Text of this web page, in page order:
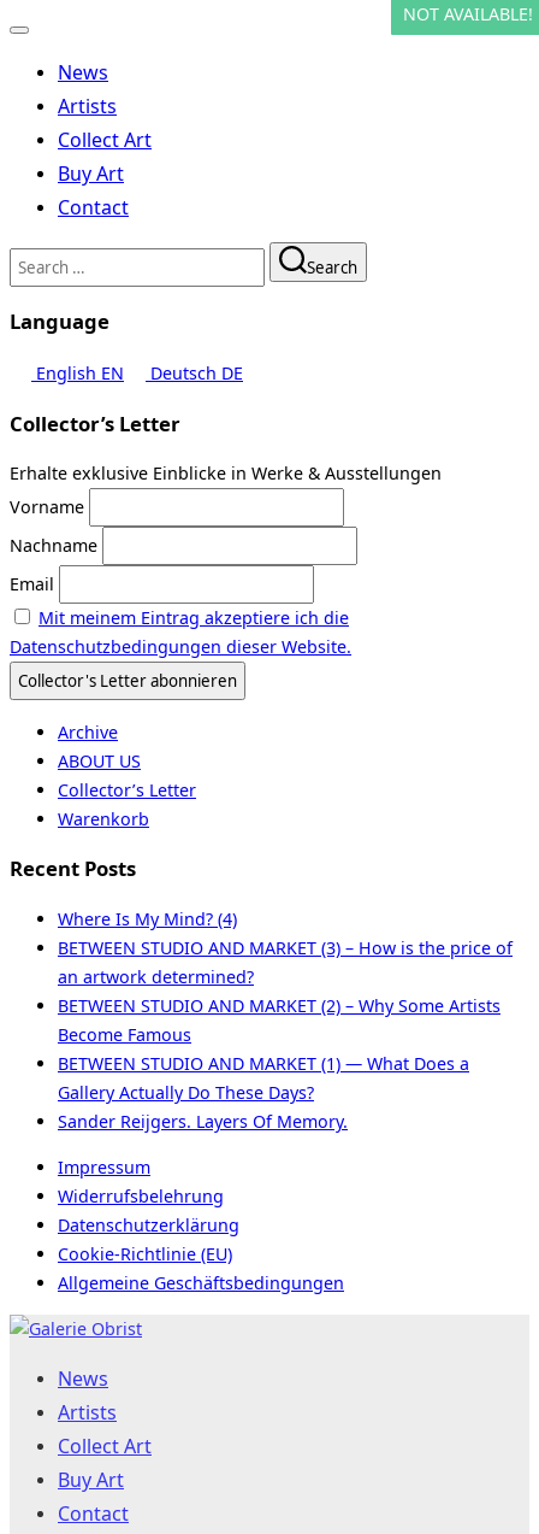
Toggle
navigationNews
Artists
Collect Art
Buy Art
Contact
Search
for:
Search
Language
English EN Deutsch DE
Collector’s Letter
Erhalte exklusive Einblicke in Werke & Ausstellungen
Vorname
Nachname
Email
Mit meinem Eintrag akzeptiere ich die
Datenschutzbedingungen dieser Website.
Archive
ABOUT US
Collector’s Letter
Warenkorb
Recent Posts
Where Is My Mind? (4)
BETWEEN STUDIO AND MARKET (3) – How is the price of
an artwork determined?
BETWEEN STUDIO AND MARKET (2) – Why Some Artists
Become Famous
BETWEEN STUDIO AND MARKET (1) — What Does a
Gallery Actually Do These Days?
Sander Reijgers. Layers Of Memory.
Impressum
Widerrufsbelehrung
Datenschutzerklärung
Cookie-Richtlinie (EU)
Allgemeine Geschäftsbedingungen
Skip
contentNews
Artists
Collect Art
Buy Art
Contact
NOT AVAILABLE!
NOT AVAILABLE!
NOT AVAILABLE!